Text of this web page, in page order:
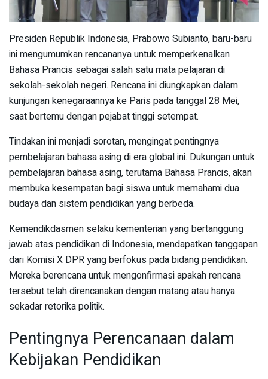
Presiden Republik Indonesia, Prabowo Subianto, baru-baru
ini mengumumkan rencananya untuk memperkenalkan
Bahasa Prancis sebagai salah satu mata pelajaran di
sekolah-sekolah negeri. Rencana ini diungkapkan dalam
kunjungan kenegaraannya ke Paris pada tanggal 28 Mei,
saat bertemu dengan pejabat tinggi setempat.
Tindakan ini menjadi sorotan, mengingat pentingnya
pembelajaran bahasa asing di era global ini. Dukungan untuk
pembelajaran bahasa asing, terutama Bahasa Prancis, akan
membuka kesempatan bagi siswa untuk memahami dua
budaya dan sistem pendidikan yang berbeda.
Kemendikdasmen selaku kementerian yang bertanggung
jawab atas pendidikan di Indonesia, mendapatkan tanggapan
dari Komisi X DPR yang berfokus pada bidang pendidikan.
Mereka berencana untuk mengonfirmasi apakah rencana
tersebut telah direncanakan dengan matang atau hanya
sekadar retorika politik.
Pentingnya Perencanaan dalam
Kebijakan Pendidikan